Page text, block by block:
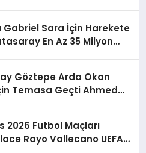
Gabriel Sara İçin Harekete
En Az 35 Milyon
Göztepe Arda Okan
Temasa Geçti Ahmed
2026 Futbol Maçları
Rayo Vallecano UEFA